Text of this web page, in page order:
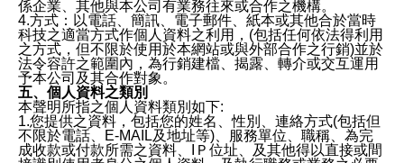
係企業、其他與本公司有業務往來或合作之機構。
4.方式：以電話、簡訊、電子郵件、紙本或其他合於當時
科技之適當方式作個人資料之利用，(包括任何依法得利用
之方式，但不限於使用於本網站或與外部合作之行銷)並於
法令容許之範圍內，為行銷建檔、揭露、轉介或交互運用
予本公司及其合作對象。
五、個人資料之類別
本聲明所指之個人資料類別如下:
1.您提供之資料，包括您的姓名、性別、連絡方式(包括但
不限於電話、E-MAIL及地址等)、服務單位、職稱、為完
成收款或付款所需之資料、IＰ位址、及其他得以直接或間